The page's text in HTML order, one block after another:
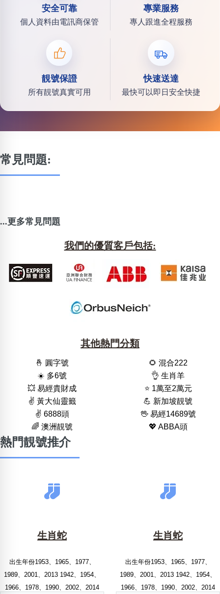
安全可靠
個人資料由電訊商保管
專業服務
專人跟進全程服務
靚號保證
所有靚號真實可用
快速送達
最快可以即日安全快捷
常見問題:
...更多常見問題
我們的優質客戶包括:
其他熱門分類
🤞 圓字號
🌻 混合222
☀️ 多6號
👌 生肖羊
💥 易經貴財成
⭐️ 1萬至2萬元
✌️ 黃大仙靈籤
💪 新加坡靚號
✌️ 6888頭
🖖 易經14689號
🌈 澳洲靚號
💖 ABBA頭
熱門靚號推介
生肖蛇
出生年份1953、1965、1977、
1989、2001、2013 1942、1954、
1966、1978、1990、2002、2014
生肖蛇
出生年份1953、1965、1977、
1989、2001、2013 1942、1954、
1966、1978、1990、2002、2014